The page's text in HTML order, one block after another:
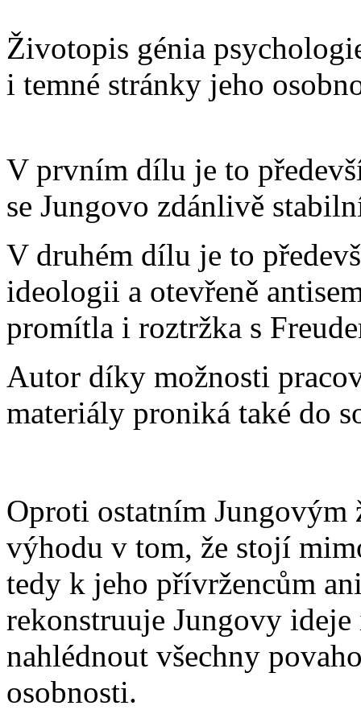
Životopis génia
i temné stránky jeho
V prvním dílu je to
se Jungovo zdánlivě
V druhém dílu je to
ideologii a otevřeně
promítla i roztržka s
Autor díky možnosti
materiály proniká také do
Oproti ostatním Jungovým
výhodu v tom, že stojí
tedy k jeho přívržencům
rekonstruuje Jungovy
nahlédnout všechny
osobnosti.